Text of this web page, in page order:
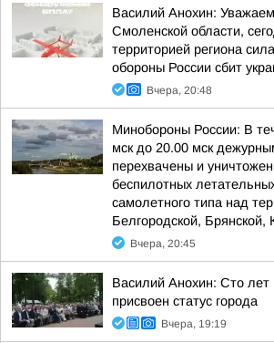
Василий Анохин:
Смоленской области,
территорией региона
обороны России сбит
Вчера, 20:48
Минобороны России: В
мск до 20.00 мск
перехвачены и
беспилотных
самолетного типа над
Белгородской, Брянской,
Вчера, 20:45
Василий Анохин: Сто
присвоен статус города
Вчера, 19:19